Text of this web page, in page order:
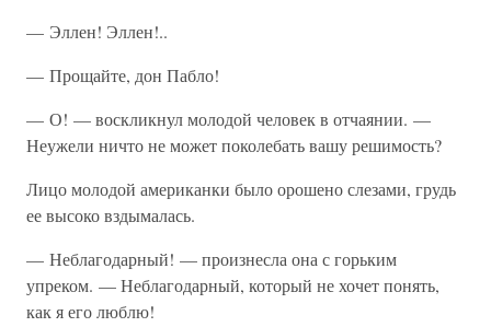
— Эллен! Эллен!..
— Прощайте, дон Пабло!
— О! — воскликнул молодой человек в отчаянии. —
Неужели ничто не может поколебать вашу решимость?
Лицо молодой американки было орошено слезами, грудь
ее высоко вздымалась.
— Неблагодарный! — произнесла она с горьким
упреком. — Неблагодарный, который не хочет понять,
как я его люблю!